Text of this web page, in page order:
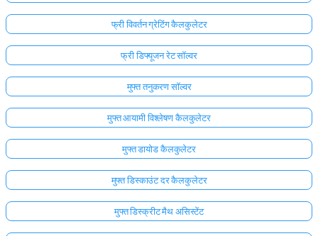
फ्री विवर्तन ग्रेटिंग कैलकुलेटर
फ्री डिफ्यूजन रेट सॉल्वर
मुफ्त तनुकरण सॉल्वर
मुफ्त आयामी विश्लेषण कैलकुलेटर
मुफ्त डायोड कैलकुलेटर
मुफ्त डिस्काउंट दर कैलकुलेटर
मुफ्त डिस्क्रीट मैथ असिस्टेंट